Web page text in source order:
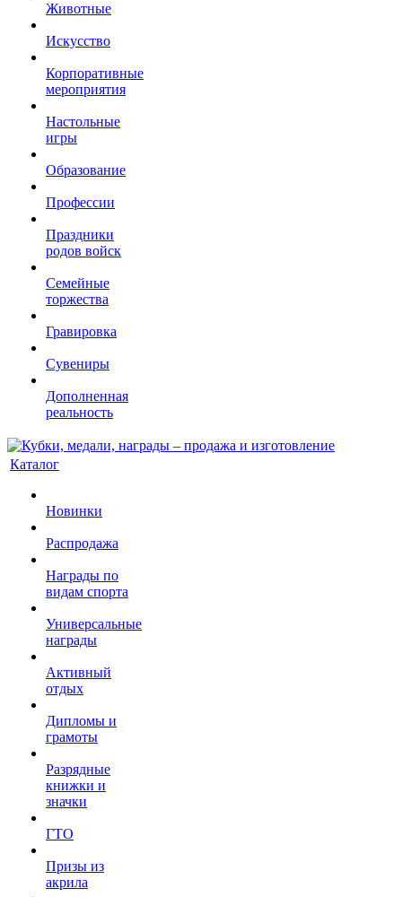
Животные
Искусство
Корпоративные
мероприятия
Настольные
игры
Образование
Профессии
Праздники
родов войск
Семейные
торжества
Гравировка
Сувениры
Дополненная
реальность
Каталог
Новинки
Распродажа
Награды по
видам спорта
Универсальные
награды
Активный
отдых
Дипломы и
грамоты
Разрядные
книжки и
значки
ГТО
Призы из
акрила